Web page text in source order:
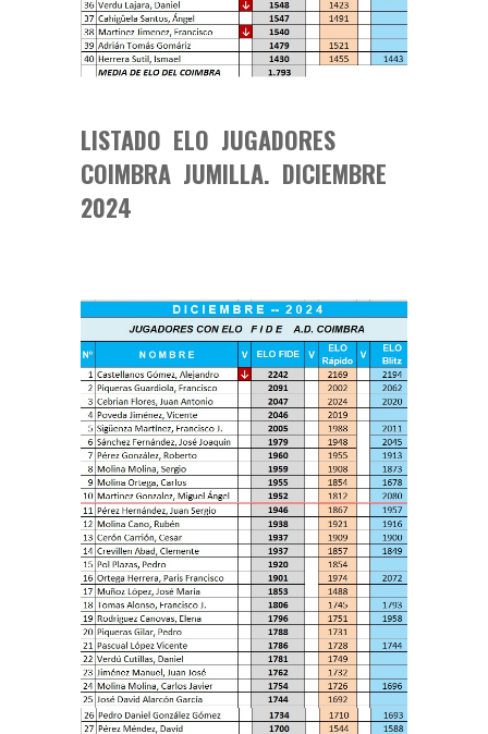
LISTADO ELO JUGADORES
COIMBRA JUMILLA. DICIEMBRE
2024